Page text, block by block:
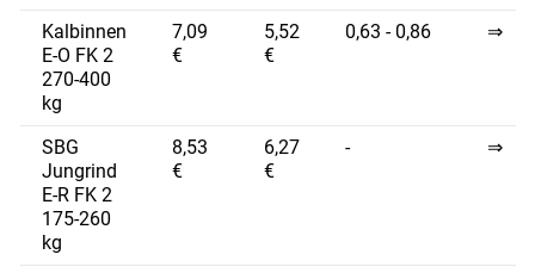
Kalbinnen
E-O FK 2
270-400
kg
7,09
€
5,52
€
0,63 - 0,86 ⇒
SBG
Jungrind
E-R FK 2
175-260
kg
8,53
€
6,27
€
- ⇒